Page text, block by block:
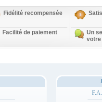
Fidélité recompensée
Facilité de paiement
Un
votre